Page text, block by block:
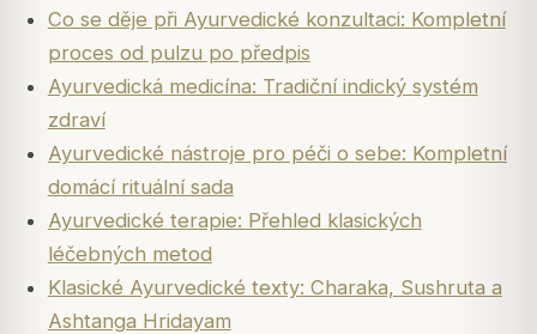
Co se děje při Ayurvedické konzultaci: Kompletní
proces od pulzu po předpis
Ayurvedická medicína: Tradiční indický systém
zdraví
Ayurvedické nástroje pro péči o sebe: Kompletní
domácí rituální sada
Ayurvedické terapie: Přehled klasických
léčebných metod
Klasické Ayurvedické texty: Charaka, Sushruta a
Ashtanga Hridayam